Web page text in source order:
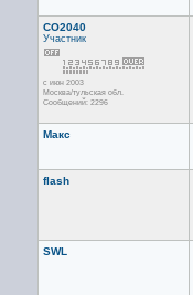
CO2040
Участник
с июн 2003
Москва/тульская обл.
Сообщений: 2296
Макс
flash
SWL